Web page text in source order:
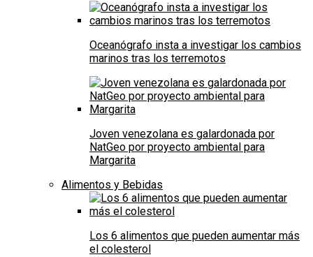
Oceanógrafo insta a investigar los cambios
marinos tras los terremotos
Joven venezolana es galardonada por
NatGeo por proyecto ambiental para
Margarita
Alimentos y Bebidas
Los 6 alimentos que pueden aumentar más
el colesterol